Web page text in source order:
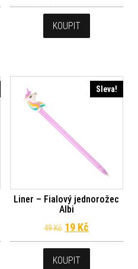
KOUPIT
69 Kč.
je: 29 Kč.
Sleva!
Liner – Fialový jednorožec
Albi
49Kč Původní cena
19 Kč
KOUPIT